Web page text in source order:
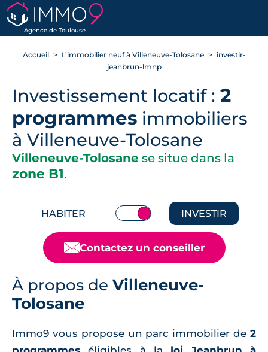
Agence de Toulouse
RETOUR
Accueil L’immobilier neuf à Villeneuve-Tolosane
investir-
jeanbrun-lmnp
Investissement locatif : 2
programmes immobiliers
à Villeneuve-Tolosane
Villeneuve-Tolosane se situe dans la
zone B1.
HABITER INVESTIR
📧Contactez un conseiller
À propos de Villeneuve-
Tolosane
Immo9 vous propose un parc immobilier de 2